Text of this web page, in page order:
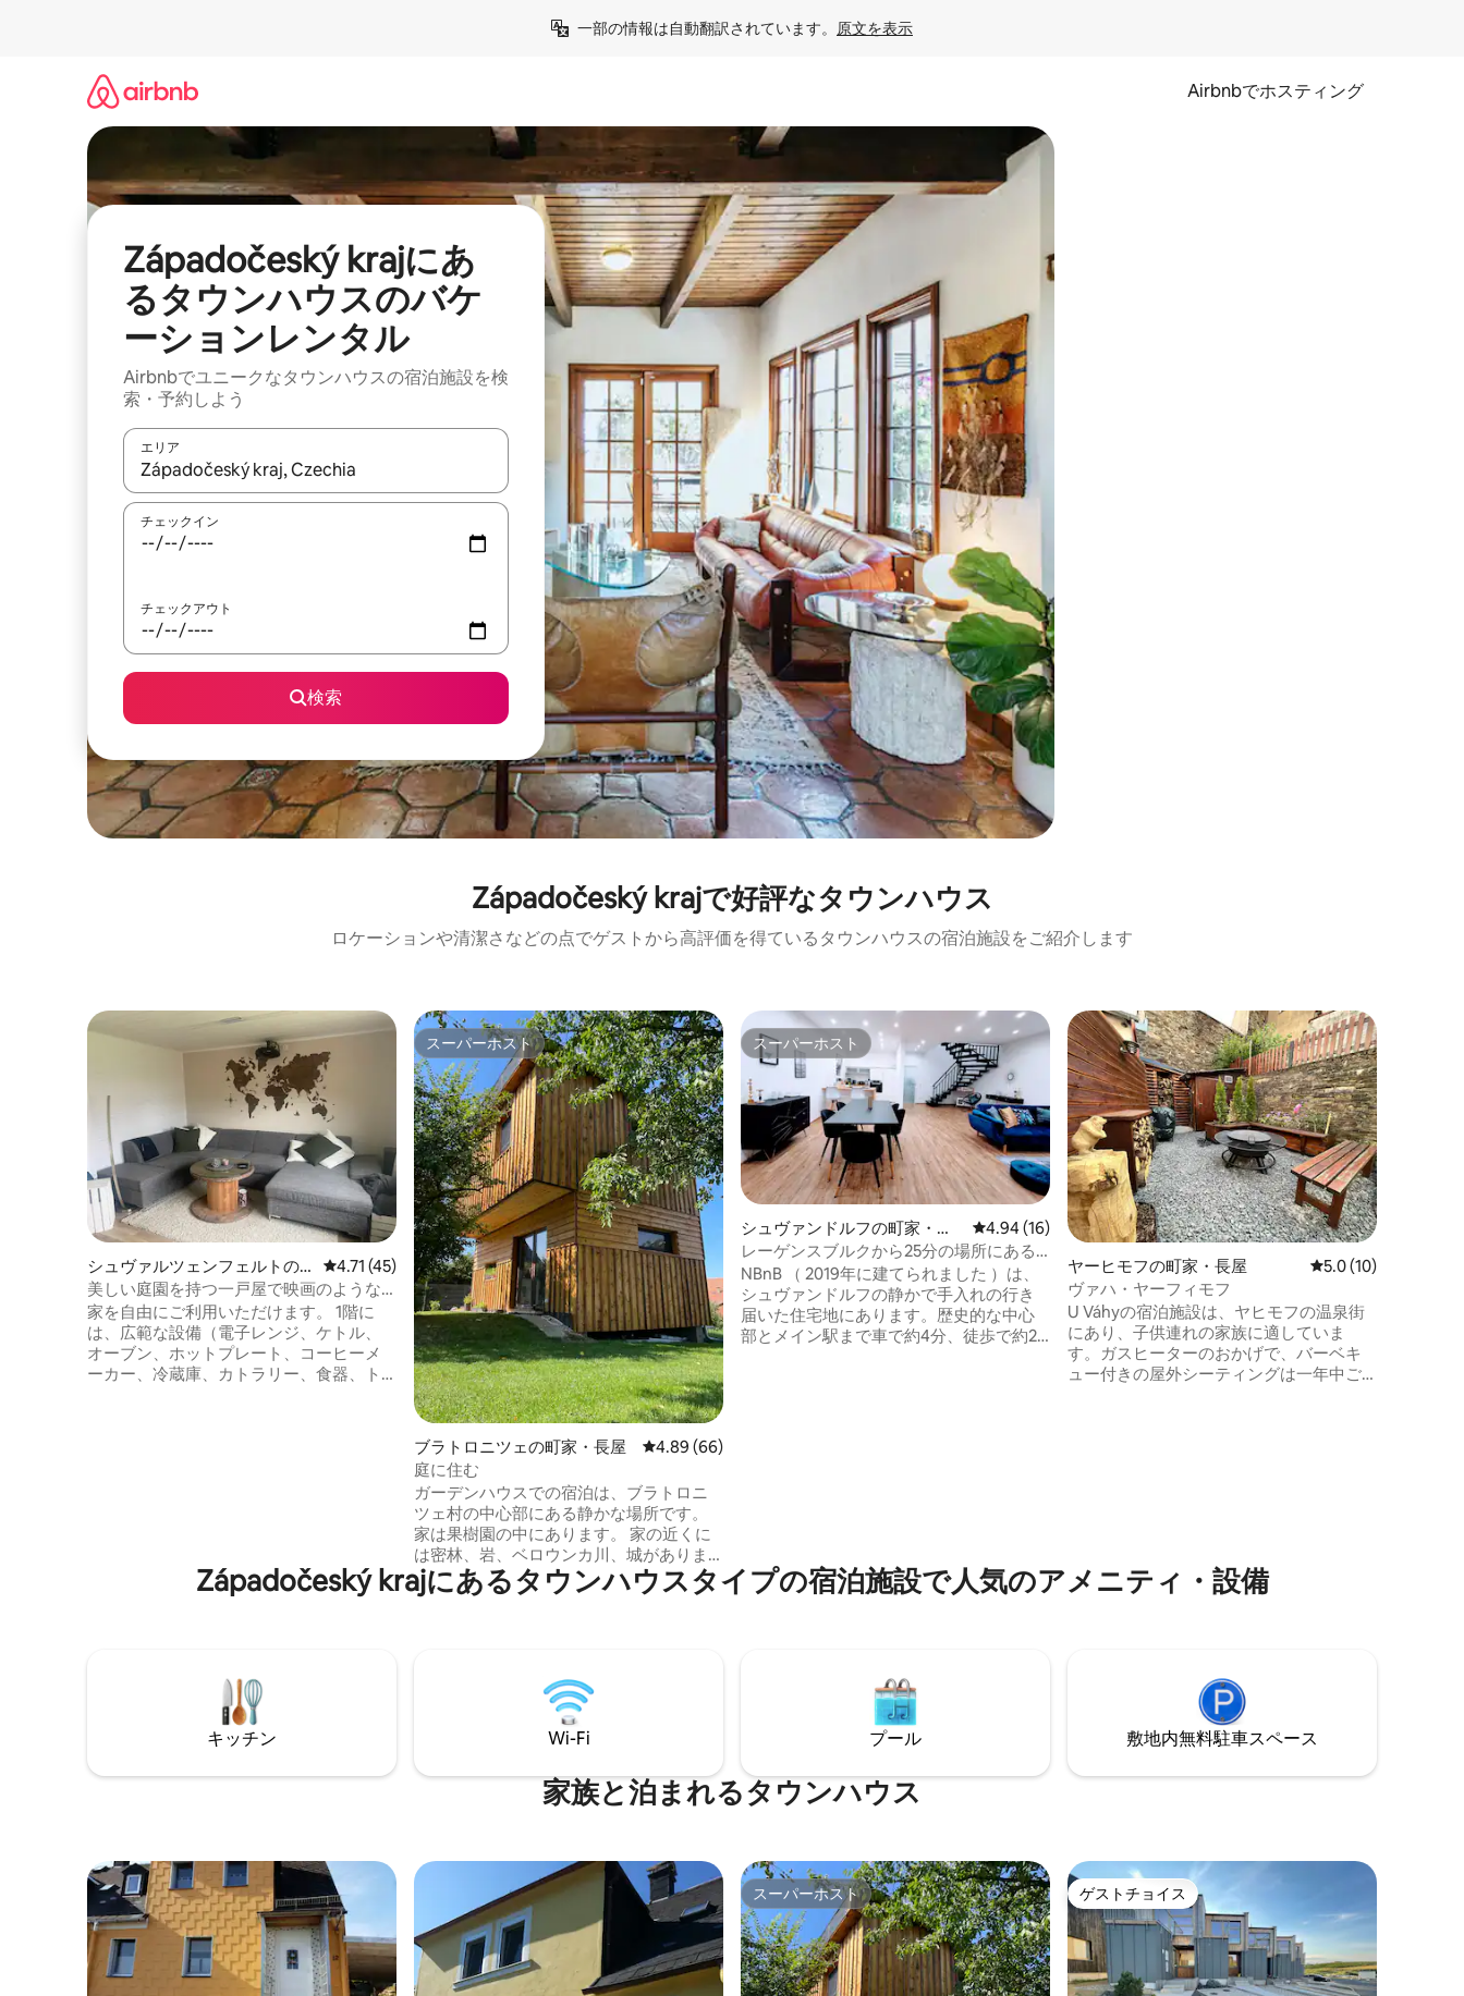
一部の情報は自動翻訳されています。 原文を表示
Airbnbでホスティング
Západočeský krajにあ
るタウンハウスのバケ
ーションレンタル
Airbnbでユニークなタウンハウスの宿泊施設を検
索・予約しよう
エリア
検索結果が表示されたら、上下の矢印キーを使って移動するか、画面をタッチまたはスワイプして検索結果を確認することができます。
チェックイン
チェックアウト
検索
Západočeský krajで好評なタウンハウス
ロケーションや清潔さなどの点でゲストから高評価を得ているタウンハウスの宿泊施設をご紹介します
シュヴァルツェンフェルトの
町家・長屋
レビュー45件、5つ星中4.71つ星の平均評価
4.71 (45)
美しい庭園を持つ一戸屋で映画のような
感覚
家を自由にご利用いただけます。 1階に
は、広範な設備（電子レンジ、ケトル、
オーブン、ホットプレート、コーヒーメ
ーカー、冷蔵庫、カトラリー、食器、ト
た庭園はもちろん、制限なくご利用いた
だけます。 Wi-Fiはオンラインテストを受
スーパーホスト
スーパーホスト
ブラトロニツェの町家・長屋 レビュー66件、5つ星中4.89つ星の平均評価
4.89 (66)
庭に住む
ガーデンハウスでの宿泊は、ブラトロニ
ツェ村の中心部にある静かな場所です。
家は果樹園の中にあります。 家の近くに
は密林、岩、ベロウンカ川、城がありま
す。 自然の中での旅行に理想的な場所で
す。 敷地はフェンスで囲まれているの
金曜日までの11:00から14:00まで料理をし
ています。 また、7:00〜18:00まで基本的
な食品を扱う店があります。 家は床暖房
で暖められています。
スーパーホスト
スーパーホスト
シュヴァンドルフの町家・長
屋
レビュー16件、5つ星中4.94つ星の平均評価
4.94 (16)
レーゲンスブルクから25分の場所にある
最大6名様まで宿泊可能な家1b
NBnB （ 2019年に建てられました ）は、
シュヴァンドルフの静かで手入れの行き
届いた住宅地にあります。歴史的な中心
部とメイン駅まで車で約4分、徒歩で約20
ヤーヒモフの町家・長屋 レビュー10件、5つ
5.0 (10)
ヴァハ・ヤーフィモフ
U Váhyの宿泊施設は、ヤヒモフの温泉街
にあり、子供連れの家族に適していま
す。ガスヒーターのおかげで、バーベキ
ュー付きの屋外シーティングは一年中ご
Západočeský krajにあるタウンハウスタイプの宿泊施設で人気のアメニティ・設備
キッチン Wi-Fi プール 敷地内無料駐⁠車ス⁠ペ⁠ー⁠ス
家族と泊まれるタウンハウス
スーパーホスト
スーパーホスト ゲストチョイス
ゲストチョイス